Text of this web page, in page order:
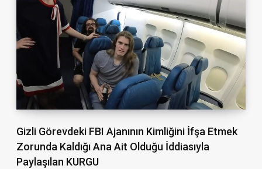
Gizli Görevdeki FBI Ajanının Kimliğini İfşa Etmek
Zorunda Kaldığı Ana Ait Olduğu İddiasıyla
Paylaşılan KURGU